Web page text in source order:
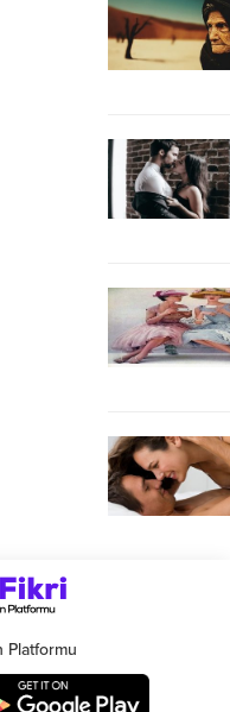
Platformu